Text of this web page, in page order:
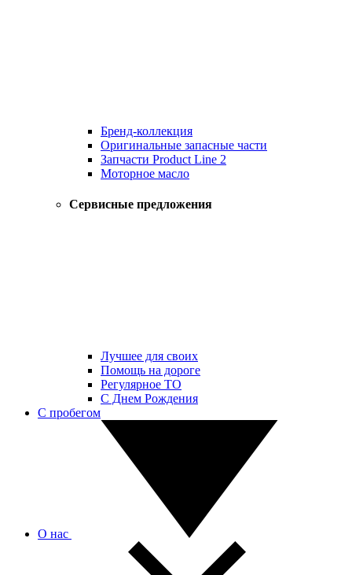
Бренд-коллекция
Оригинальные запасные части
Запчасти Product Line 2
Моторное масло
Сервисные предложения
Лучшее для своих
Помощь на дороге
Регулярное ТО
С Днем Рождения
С пробегом
О нас